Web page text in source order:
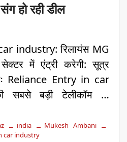
हो रही डील
industry: रिलायंस MG
में एंट्री करेगी: सूत्र
Reliance Entry in car
सबसे बड़ी टेलीकॉम …
india
Mukesh Ambani
car industry